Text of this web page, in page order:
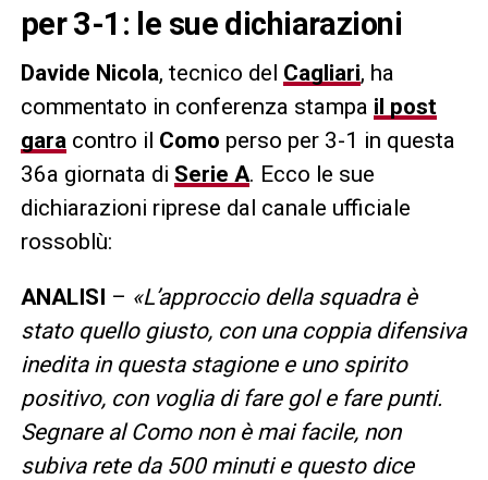
per 3-1: le sue dichiarazioni
Davide Nicola, tecnico del Cagliari, ha
commentato in conferenza stampa il post
garacontro il Como perso per 3-1 in questa
36a giornata di Serie A. Ecco le sue
dichiarazioni riprese dal canale ufficiale
rossoblù:
ANALISI – «L’approccio della squadra è
stato quello giusto, con una coppia difensiva
inedita in questa stagione e uno spirito
positivo, con voglia di fare gol e fare punti.
Segnare al Como non è mai facile, non
subiva rete da 500 minuti e questo dice